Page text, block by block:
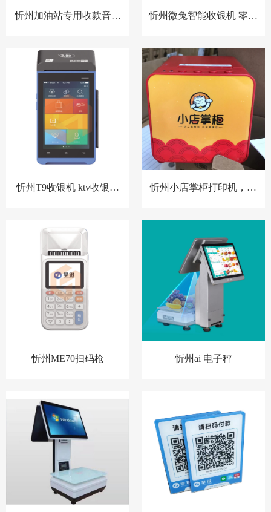
忻州加油站专用收款音箱
忻州微兔智能收银机 零售
忻州T9收银机 ktv收银系
忻州小店掌柜打印机，扫
忻州ME70扫码枪 忻州ai 电子秤